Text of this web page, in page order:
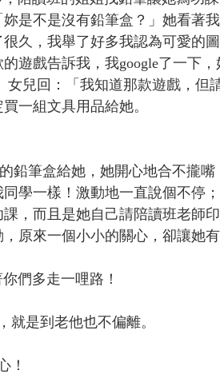
是不是沒有鉛筆盒？」她看著
久，我舉了好多我認為可愛的
遊戲告訴我，我google了一下
女兒回：「我知道那款遊戲，但
一組文具用品給她。
筆盒給她，她開心地合不攏嘴
學一樣！激動地一直說個不停
，而且是她自己請陪讀班老師
原來一個小小的關心，卻讓她有
們多走一哩路！
，就是到老他也不偏離。
！